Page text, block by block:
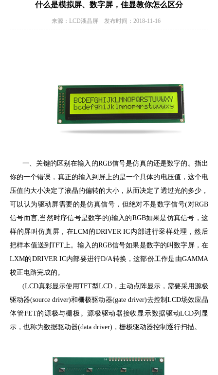
什么是模拟屏、数字屏，佳显教你怎么区分
来源：LCD液晶屏 发布时间：2018-11-16
一、关键的区别在输入的RGB信号是仿真的还是数字的。指出
你的一个错误，真正的输入到屏上的是一个具体的电压值，这个电
压值的大小决定了液晶的偏转的大小，从而决定了透过光的多少，
可以认为驱动屏需要的是仿真信号，但绝对不是数字信号(对RGB
信号而言,当然时序信号是数字的)输入的RGB如果是仿真信号，这
样的屏叫仿真屏，在LCM的DRIVER IC内部进行采样处理，然后
把样本值送到TFT上。输入的RGB信号如果是数字的叫数字屏，在
LXM的DRIVER IC内部要进行D/A转换，这部份工作是由GAMMA
校正电路完成的。
(LCD真彩显示使用TFT型LCD，主动点阵显示，需要采用源极
驱动器(source driver)和栅极驱动器(gate driver)去控制LCD场效应晶
体管FET的源极与栅极。源极驱动器接收显示数据驱动LCD列显
示，也称为数据驱动器(data driver)，栅极驱动器控制逐行扫描。